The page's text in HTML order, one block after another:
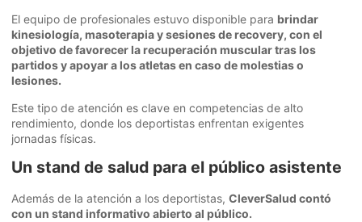
El equipo de profesionales estuvo disponible para brindar
kinesiología, masoterapia y sesiones de recovery, con el
objetivo de favorecer la recuperación muscular tras los
partidos y apoyar a los atletas en caso de molestias o
lesiones.
Este tipo de atención es clave en competencias de alto
rendimiento, donde los deportistas enfrentan exigentes
jornadas físicas.
Un stand de salud para el público asistente
Además de la atención a los deportistas, CleverSalud contó
con un stand informativo abierto al público.